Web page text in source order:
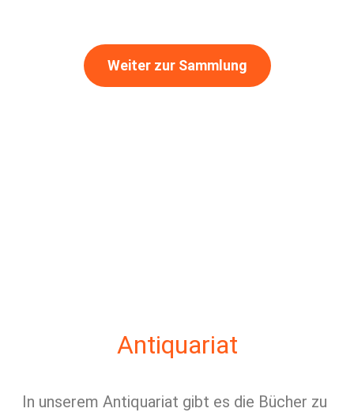
Weiter zur Sammlung
Antiquariat
In unserem Antiquariat gibt es die Bücher zu